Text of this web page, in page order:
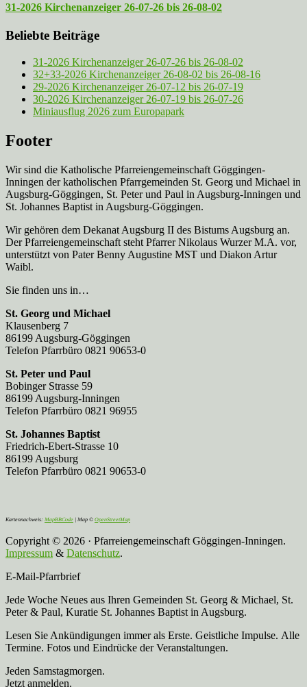
31-2026 Kirchenanzeiger 26-07-26 bis 26-08-02
Beliebte Beiträge
31-2026 Kirchenanzeiger 26-07-26 bis 26-08-02
32+33-2026 Kirchenanzeiger 26-08-02 bis 26-08-16
29-2026 Kirchenanzeiger 26-07-12 bis 26-07-19
30-2026 Kirchenanzeiger 26-07-19 bis 26-07-26
Miniausflug 2026 zum Europapark
Footer
Wir sind die Katholische Pfarreien­gemeinschaft Göggingen-
Inningen der katholischen Pfarrgemeinden St. Georg und Michael in
Augsburg-Göggingen, St. Peter und Paul in Augsburg-Inningen und
St. Johannes Baptist in Augsburg-Göggingen.
Wir gehören dem Dekanat Augsburg II des Bistums Augsburg an.
Der Pfarreien­gemeinschaft steht Pfarrer Nikolaus Wurzer M.A. vor,
unterstützt von Pater Benny Augustine MST und Diakon Artur
Waibl.
Sie finden uns in…
St. Georg und Michael
Klausenberg 7
86199 Augsburg-Göggingen
Telefon Pfarrbüro 0821 90653-0
St. Peter und Paul
Bobinger Strasse 59
86199 Augsburg-Inningen
Telefon Pfarrbüro 0821 96955
St. Johannes Baptist
Friedrich-Ebert-Strasse 10
86199 Augsburg
Telefon Pfarrbüro 0821 90653-0
Kartennachweis: MapBBCode | Map © OpenStreetMap
Copyright © 2026 · Pfarreiengemeinschaft Göggingen-Inningen.
Impressum & Datenschutz.
E-Mail-Pfarrbrief
Jede Woche Neues aus Ihren Gemeinden St. Georg & Michael, St.
Peter & Paul, Kuratie St. Johannes Baptist in Augsburg.
Lesen Sie Ankündigungen immer als Erste. Geistliche Impulse. Alle
Termine. Fotos und Eindrücke der Veranstaltungen.
Jeden Samstagmorgen.
Jetzt anmelden.